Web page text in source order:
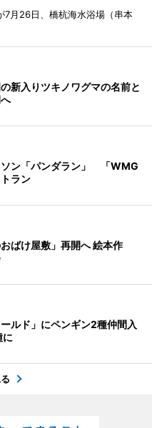
7月26日、橋杭海水浴場（串本
新入りツキノワグマの名前と
ソン「パンダラン」 「WMG
ラン
ばけ屋敷」再開へ 絵本作
ールド」にペンギン2種仲間入